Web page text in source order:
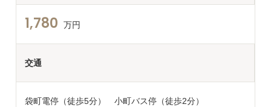
1,780 万円
交通
袋町電停（徒歩5分） 小町バス停（徒歩2分）